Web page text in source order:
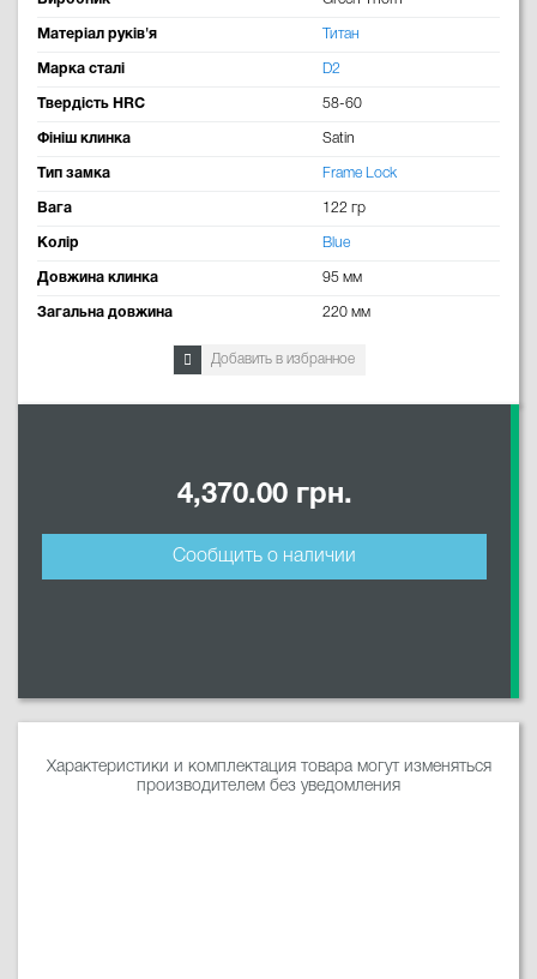
Матеріал руків'я Титан
Марка сталі D2
Твердість HRC 58-60
Фініш клинка Satin
Тип замка Frame Lock
Вага 122 гр
Колір Blue
Довжина клинка 95 мм
Загальна довжина 220 мм
Добавить в избранное
4,370.00 грн.
Сообщить о наличии
Характеристики и комплектация товара могут изменяться
производителем без уведомления